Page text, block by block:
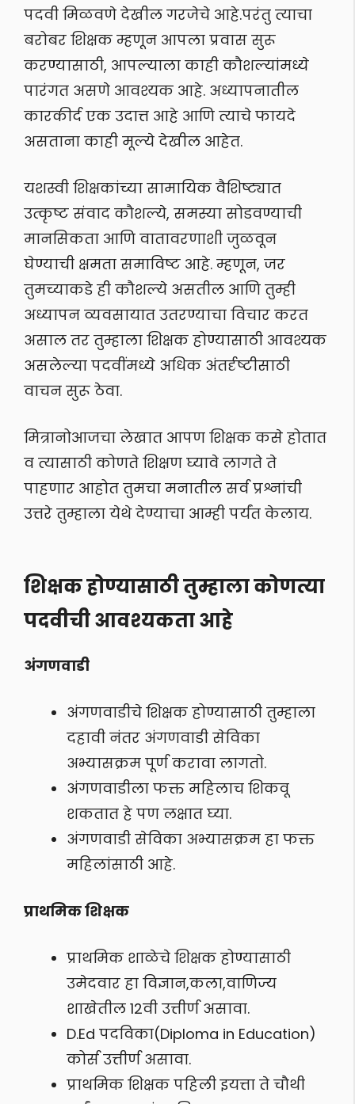
पदवी मिळवणे देखील गरजेचे आहे.परंतु त्याचा
बरोबर शिक्षक म्हणून आपला प्रवास सुरू
करण्यासाठी, आपल्याला काही कौशल्यांमध्ये
पारंगत असणे आवश्यक आहे. अध्यापनातील
कारकीर्द एक उदात्त आहे आणि त्याचे फायदे
असताना काही मूल्ये देखील आहेत.
यशस्वी शिक्षकांच्या सामायिक वैशिष्ट्यात
उत्कृष्ट संवाद कौशल्ये, समस्या सोडवण्याची
मानसिकता आणि वातावरणाशी जुळवून
घेण्याची क्षमता समाविष्ट आहे. म्हणून, जर
तुमच्याकडे ही कौशल्ये असतील आणि तुम्ही
अध्यापन व्यवसायात उतरण्याचा विचार करत
असाल तर तुम्हाला शिक्षक होण्यासाठी आवश्यक
असलेल्या पदवींमध्ये अधिक अंतर्दृष्टीसाठी
वाचन सुरू ठेवा.
मित्रानोआजचा लेखात आपण शिक्षक कसे होतात
व त्यासाठी कोणते शिक्षण घ्यावे लागते ते
पाहणार आहोत तुमचा मनातील सर्व प्रश्नांची
उत्तरे तुम्हाला येथे देण्याचा आम्ही पर्यंत केलाय.
शिक्षक होण्यासाठी तुम्हाला कोणत्या
पदवीची आवश्यकता आहे
अंगणवाडी
अंगणवाडीचे शिक्षक होण्यासाठी तुम्हाला
दहावी नंतर अंगणवाडी सेविका
अभ्यासक्रम पूर्ण करावा लागतो.
अंगणवाडीला फक्त महिलाच शिकवू
शकतात हे पण लक्षात घ्या.
अंगणवाडी सेविका अभ्यासक्रम हा फक्त
महिलांसाठी आहे.
प्राथमिक शिक्षक
प्राथमिक शाळेचे शिक्षक होण्यासाठी
उमेदवार हा विज्ञान,कला,वाणिज्य
शाखेतील 12वी उत्तीर्ण असावा.
D.Ed पदविका(Diploma in Education‍)
कोर्स उत्तीर्ण असावा.
प्राथमिक शिक्षक पहिली इयत्ता ते चौथी